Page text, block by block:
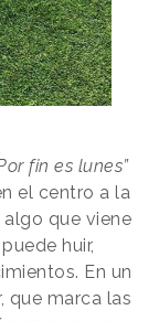
fin es lunes”
el centro a la
que viene
huir,
En un
que marca las